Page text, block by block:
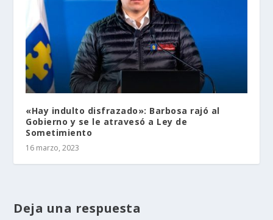
«Hay indulto disfrazado»: Barbosa rajó al
Gobierno y se le atravesó a Ley de
Sometimiento
16 marzo, 2023
Deja una respuesta